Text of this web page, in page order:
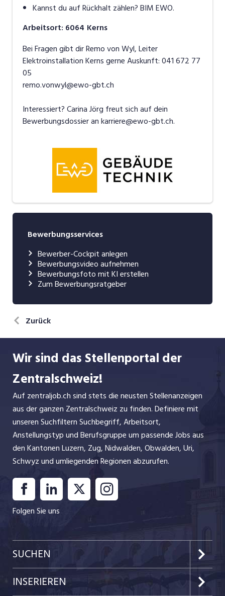
Kannst du auf Rückhalt zählen? BIM EWO.
Arbeitsort: 6064 Kerns
Bei Fragen gibt dir Remo von Wyl, Leiter
Elektroinstallation Kerns gerne Auskunft: 041 672 77
05
remo.vonwyl@ewo-gbt.ch
Interessiert? Carina Jörg freut sich auf dein
Bewerbungsdossier an karriere@ewo-gbt.ch.
Bewerbungsservices
Bewerber-Cockpit anlegen
Bewerbungsvideo aufnehmen
Bewerbungsfoto mit KI erstellen
Zum Bewerbungsratgeber
Zurück
Wir sind das Stellenportal der
Zentralschweiz!
Auf zentraljob.ch sind stets die neusten Stellenanzeigen
aus der ganzen Zentralschweiz zu finden. Definiere mit
unseren Suchfiltern Suchbegriff, Arbeitsort,
Anstellungstyp und Berufsgruppe um passende Jobs aus
den Kantonen Luzern, Zug, Nidwalden, Obwalden, Uri,
Schwyz und umliegenden Regionen abzurufen.
Folgen Sie uns
SUCHEN
Kanton Luzern
INSERIEREN